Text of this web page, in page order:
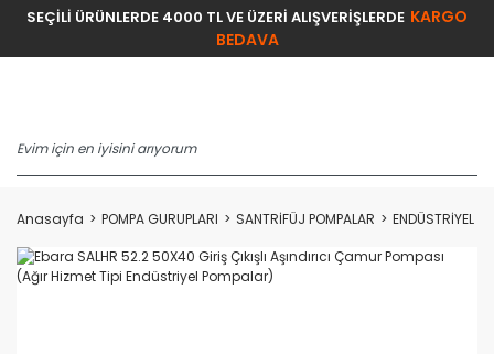
SEÇİLİ ÜRÜNLERDE 4000 TL VE ÜZERİ ALIŞVERİŞLERDE KARGO
BEDAVA
Anasayfa POMPA GURUPLARI SANTRİFÜJ POMPALAR ENDÜSTRİYEL